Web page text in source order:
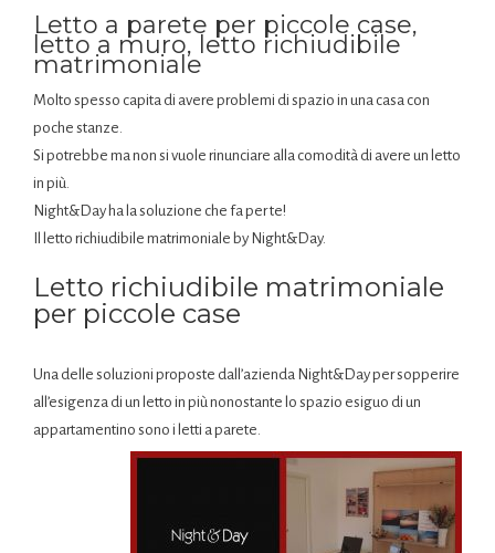
Letto a parete per piccole case,
letto a muro, letto richiudibile
matrimoniale
Molto spesso capita di avere problemi di spazio in una casa con
poche stanze.
Si potrebbe ma non si vuole rinunciare alla comodità di avere un letto
in più.
Night&Day ha la soluzione che fa per te!
Il letto richiudibile matrimoniale by Night&Day.
Letto richiudibile matrimoniale
per piccole case
Una delle soluzioni proposte dall’azienda Night&Day per sopperire
all’esigenza di un letto in più nonostante lo spazio esiguo di un
appartamentino sono i letti a parete.